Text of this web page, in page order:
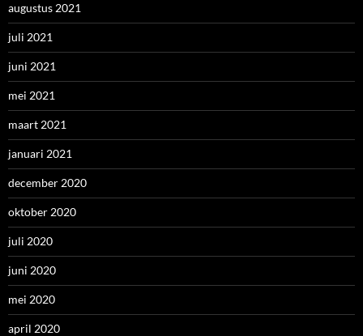
augustus 2021
juli 2021
juni 2021
mei 2021
maart 2021
januari 2021
december 2020
oktober 2020
juli 2020
juni 2020
mei 2020
april 2020